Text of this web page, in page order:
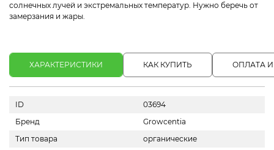
солнечных лучей и экстремальных температур. Нужно беречь от
замерзания и жары.
ХАРАКТЕРИСТИКИ КАК КУПИТЬ ОПЛАТА
ID
03694
Бренд
Growcentia
Тип товара
органические